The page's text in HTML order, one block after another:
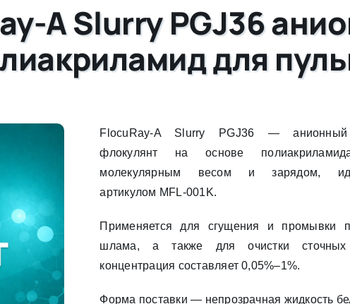
A Slurry PGJ36
для
FlocuRay-A Slurry PGJ36 — анионный
флокулянт на основе
молекулярным весом и зарядом,
артикулом MFL-001K.
Применяется для сгущения и промывки
шлама, а также для очистки
концентрация составляет 0,05%–1%.
Форма поставки — непрозрачная жидкость